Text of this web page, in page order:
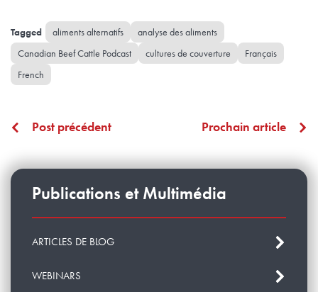
aliments alternatifs
analyse des aliments
Canadian Beef Cattle Podcast
cultures de couverture
Français
French
Post précédent Prochain article
Publications et Multimédia
ARTICLES DE BLOG
WEBINARS